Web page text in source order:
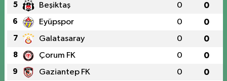
5 Beşiktaş 0 0
6 Eyüpspor 0 0
7 Galatasaray 0 0
8 Çorum FK 0 0
9 Gaziantep FK 0 0